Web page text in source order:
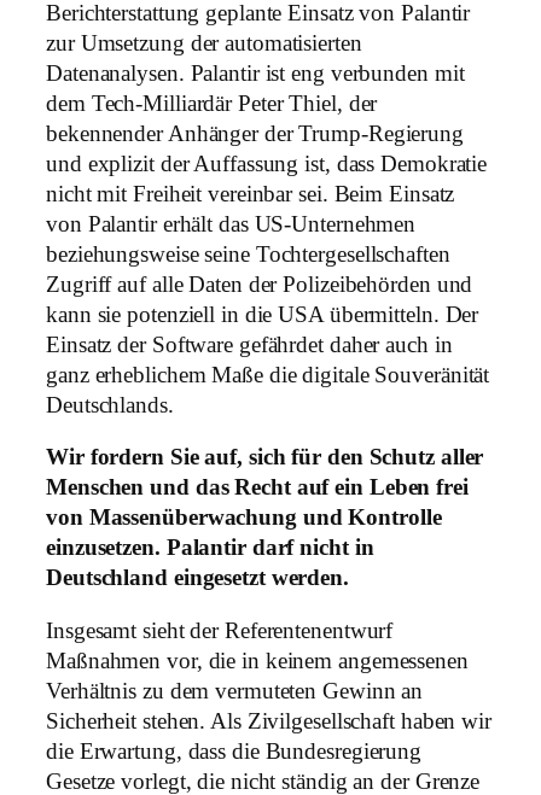
Berichterstattung geplante Einsatz von Palantir
zur Umsetzung der automatisierten
Datenanalysen. Palantir ist eng verbunden mit
dem Tech-Milliardär Peter Thiel, der
bekennender Anhänger der Trump-Regierung
und explizit der Auffassung ist, dass Demokratie
nicht mit Freiheit vereinbar sei. Beim Einsatz
von Palantir erhält das US-Unternehmen
beziehungsweise seine Tochtergesellschaften
Zugriff auf alle Daten der Polizeibehörden und
kann sie potenziell in die USA übermitteln. Der
Einsatz der Software gefährdet daher auch in
ganz erheblichem Maße die digitale Souveränität
Deutschlands.
Wir fordern Sie auf, sich für den Schutz aller
Menschen und das Recht auf ein Leben frei
von Massenüberwachung und Kontrolle
einzusetzen. Palantir darf nicht in
Deutschland eingesetzt werden.
Insgesamt sieht der Referentenentwurf
Maßnahmen vor, die in keinem angemessenen
Verhältnis zu dem vermuteten Gewinn an
Sicherheit stehen. Als Zivilgesellschaft haben wir
die Erwartung, dass die Bundesregierung
Gesetze vorlegt, die nicht ständig an der Grenze